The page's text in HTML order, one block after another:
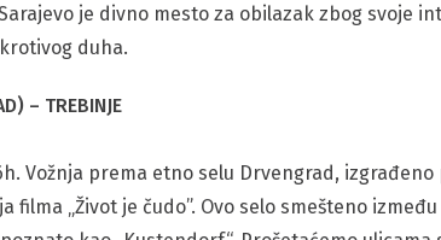
je divno mesto za obilazak zbog svoje
duha.
– TREBINJE
Vožnja prema etno selu Drvengrad, izgrađeno
„Život je čudo”. Ovo selo smešteno